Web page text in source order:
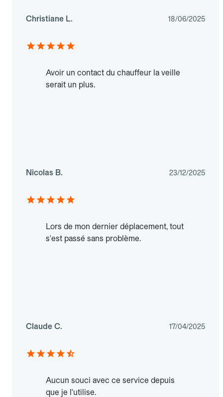
Christiane L. 18/06/2025
Avoir un contact du chauffeur la veille
serait un plus.
Nicolas B. 23/12/2025
Lors de mon dernier déplacement, tout
s'est passé sans problème.
Claude C. 17/04/2025
Aucun souci avec ce service depuis
que je l'utilise.